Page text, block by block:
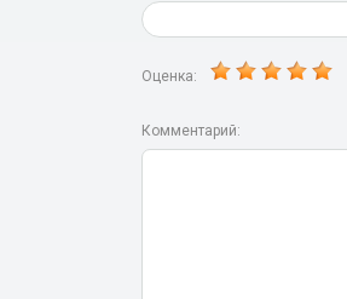
Оценка:
Комментарий: